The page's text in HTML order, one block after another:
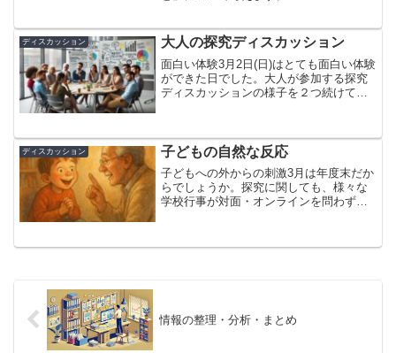
ディスカッション 大人の探究ディスカッション
面白い体験3月2日(日)はとても面白い体験
ができた日でした。大人が参加する探究
ディスカッションの様子を２つ続けて見
が中心となって進め...
ディスカッション 子どもの自然な反応
子どもへの外からの刺激3月は年度末だか
らでしょうか。探究に関しても、様々な
学校行事が対面・オンラインを問わず実
校がHappiness Bridgeいうイベントを開
情報の整理・分析・まとめ